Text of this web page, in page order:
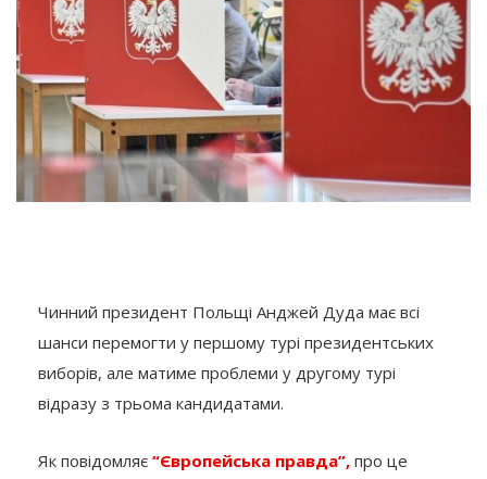
Чинний президент Польщі Анджей Дуда має всі
шанси перемогти у першому турі президентських
виборів, але матиме проблеми у другому турі
відразу з трьома кандидатами.
Як повідомляє “Європейська правда”, про це